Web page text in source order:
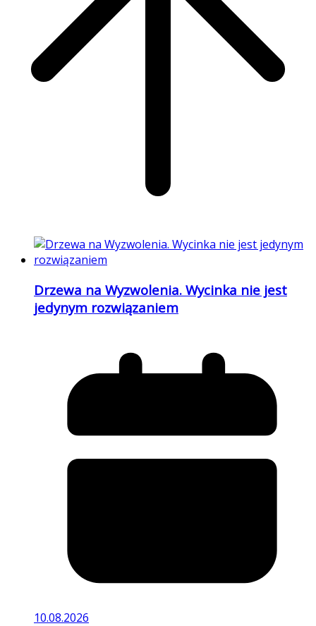
Drzewa na Wyzwolenia. Wycinka nie jest
jedynym rozwiązaniem
10.08.2026